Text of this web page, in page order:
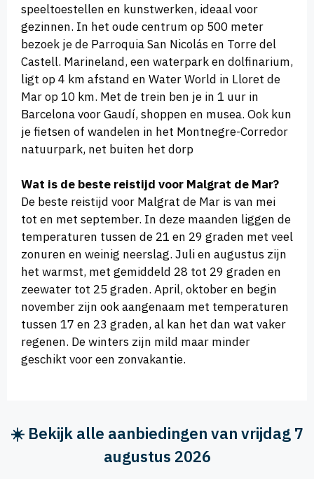
speeltoestellen en kunstwerken, ideaal voor
gezinnen. In het oude centrum op 500 meter
bezoek je de Parroquia San Nicolás en Torre del
Castell. Marineland, een waterpark en dolfinarium,
ligt op 4 km afstand en Water World in Lloret de
Mar op 10 km. Met de trein ben je in 1 uur in
Barcelona voor Gaudí, shoppen en musea. Ook kun
je fietsen of wandelen in het Montnegre-Corredor
natuurpark, net buiten het dorp
Wat is de beste reistijd voor Malgrat de Mar?
De beste reistijd voor Malgrat de Mar is van mei
tot en met september. In deze maanden liggen de
temperaturen tussen de 21 en 29 graden met veel
zonuren en weinig neerslag. Juli en augustus zijn
het warmst, met gemiddeld 28 tot 29 graden en
zeewater tot 25 graden. April, oktober en begin
november zijn ook aangenaam met temperaturen
tussen 17 en 23 graden, al kan het dan wat vaker
regenen. De winters zijn mild maar minder
geschikt voor een zonvakantie.
☀️ Bekijk alle aanbiedingen van vrijdag 7
augustus 2026